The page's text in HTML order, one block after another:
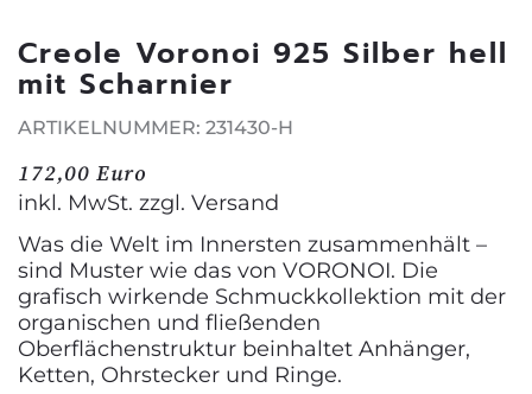
Creole Voronoi 925 Silber hell
mit Scharnier
ARTIKELNUMMER: 231430-H
172,00 Euro
inkl. MwSt. zzgl. Versand
Was die Welt im Innersten zusammenhält –
sind Muster wie das von VORONOI. Die
grafisch wirkende Schmuckkollektion mit der
organischen und fließenden
Oberflächenstruktur beinhaltet Anhänger,
Ketten, Ohrstecker und Ringe.